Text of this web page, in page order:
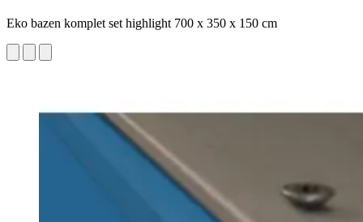
Eko bazen komplet set highlight 700 x 350 x 150 cm